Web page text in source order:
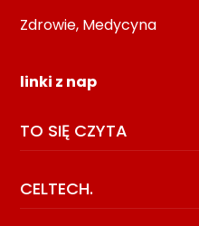
Zdrowie, Medycyna
linki z nap
TO SIĘ CZYTA
CELTECH.